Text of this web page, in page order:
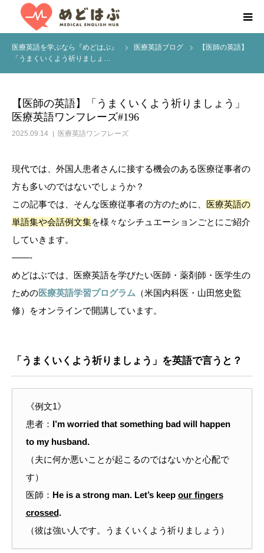
医療英語を学ぶなら『めどはぶ』 医療英語ブログ
【医師の英語】
「うまくいくよう祈りましょ…
【医師の英語】「うまくいくよう祈りましょう」
医療英語ワンフレーズ#196
2025.09.14 医療英語ワンフレーズ
現代では、外国人患者さんに接する機会のある医療従事者の
方も多いのではないでしょうか？
この記事では、そんな医療従事者の方のために、 医療英語の
単語集や会話例文集を様々なシチュエーションごとにご紹介
していきます。
——-
めどはぶでは、医療英語を学びたい医師・薬剤師・医学生の
ための医療英語学習プログラム （米国内科医・山田悠史監
修）をオンラインで開講しています。
「うまくいくよう祈りましょう」を英語で言うと？
《例文1》
患者： I’m worried that something bad will happen
to my husband.
（夫に何か悪いことが起こるのではないかと心配で
す）
医師： He is a strong man. Let’s keep our fingers
crossed.
（彼は強い人です。うまくいくよう祈りましょう）
HOME
医療英語学習プログラム
お役立ち情報
無料学習相談